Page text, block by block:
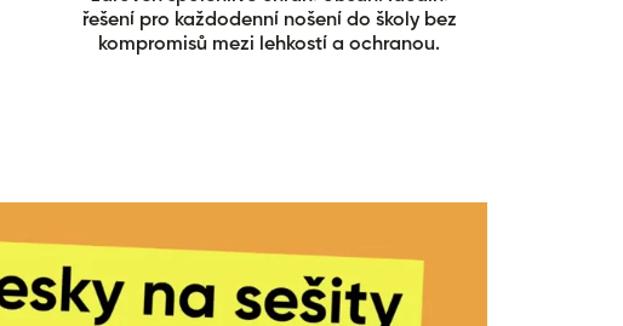
řešení pro každodenní nošení do školy bez
kompromisů mezi lehkostí a ochranou.